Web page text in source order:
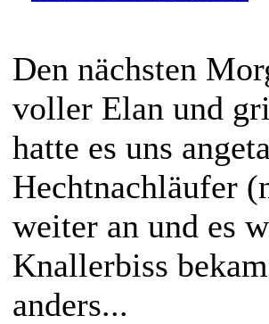
Den nächsten
voller Elan und
hatte es uns
Hechtnachläufer
weiter an und es
Knallerbiss
anders...